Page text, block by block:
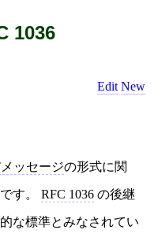
1036
Edit New
ッセージの形式に関
です。 RFC 1036 の後継
な標準とみなされてい